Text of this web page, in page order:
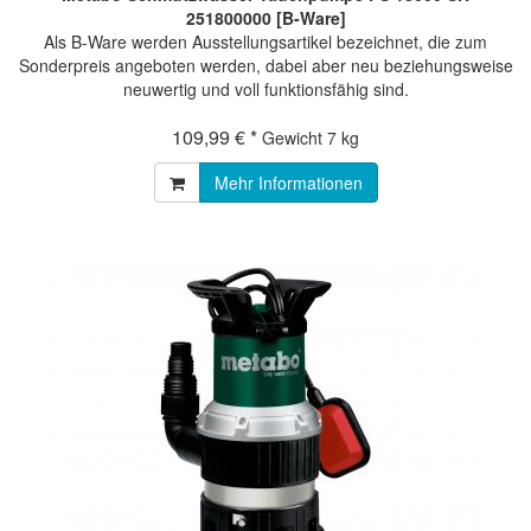
251800000 [B-Ware]
Als B-Ware werden Ausstellungsartikel bezeichnet, die zum
Sonderpreis angeboten werden, dabei aber neu beziehungsweise
neuwertig und voll funktionsfähig sind.
109,99 € * Gewicht 7 kg
Mehr Informationen